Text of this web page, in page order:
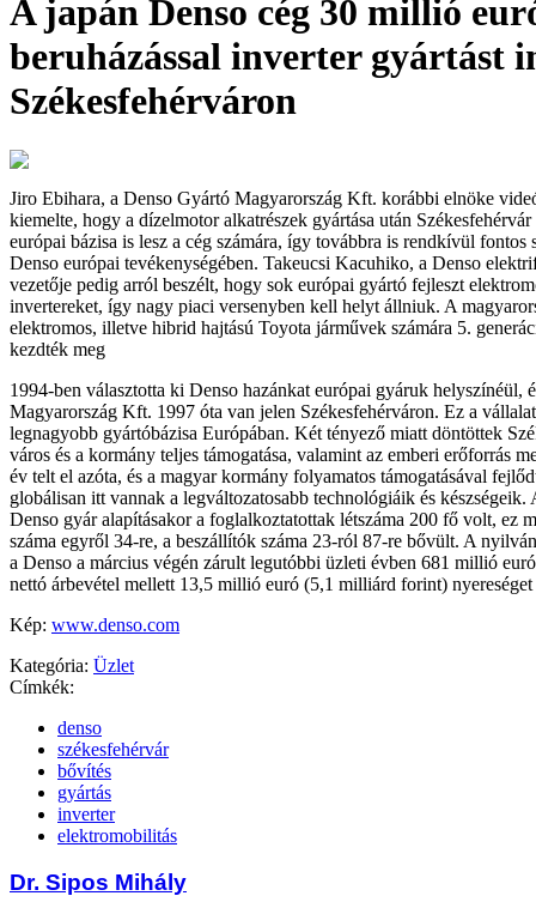
A japán Denso cég 30 millió
beruházással inverter gyártást
Székesfehérváron
Jiro Ebihara, a Denso Gyártó Magyarország Kft. korábbi elnöke
kiemelte, hogy a dízelmotor alkatrészek gyártása után
európai bázisa is lesz a cég számára, így továbbra is rendkívül fontos
Denso európai tevékenységében. Takeucsi Kacuhiko, a Denso
vezetője pedig arról beszélt, hogy sok európai gyártó fejleszt
invertereket, így nagy piaci versenyben kell helyt állniuk. A
elektromos, illetve hibrid hajtású Toyota járművek számára 5.
kezdték meg
1994-ben választotta ki Denso hazánkat európai gyáruk helyszínéül,
Magyarország Kft. 1997 óta van jelen Székesfehérváron. Ez a
legnagyobb gyártóbázisa Európában. Két tényező miatt döntöttek
város és a kormány teljes támogatása, valamint az emberi erőforrás
év telt el azóta, és a magyar kormány folyamatos támogatásával
globálisan itt vannak a legváltozatosabb technológiáik és készségeik.
Denso gyár alapításakor a foglalkoztatottak létszáma 200 fő volt, ez
száma egyről 34-re, a beszállítók száma 23-ról 87-re bővült. A
a Denso a március végén zárult legutóbbi üzleti évben 681 millió
nettó árbevétel mellett 13,5 millió euró (5,1 milliárd forint) nyereséget
Kép: www.denso.com
Kategória: Üzlet
Címkék:
denso
székesfehérvár
bővítés
gyártás
inverter
elektromobilitás
Dr. Sipos Mihály